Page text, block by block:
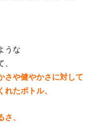
うな
さや健やかさに対して
たボトル、
、